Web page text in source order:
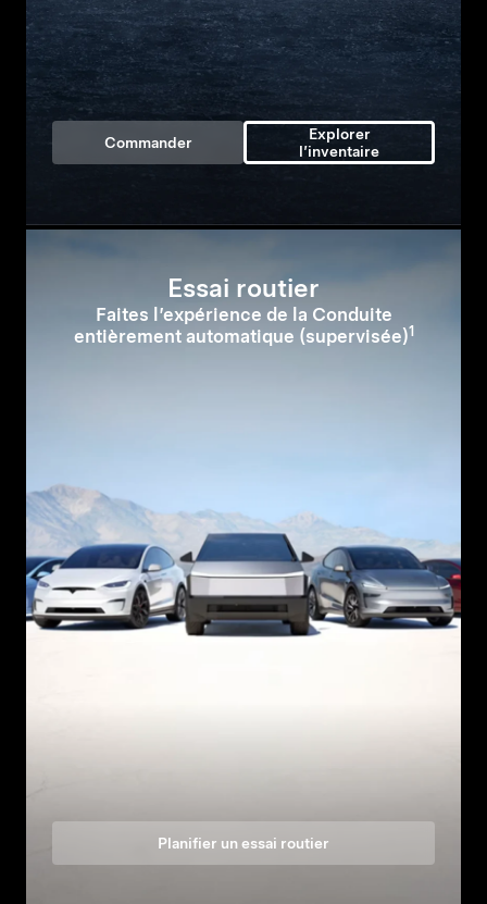
Commander
Explorer
l’inventaire
Essai routier
Faites l’expérience de la Conduite
entièrement automatique (supervisée)1
Planifier un essai routier